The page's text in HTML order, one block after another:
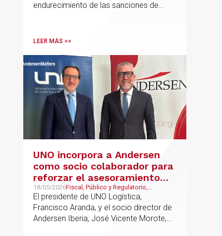
endurecimiento de las sanciones de
LEER MÁS >>
UNO incorpora a Andersen
como socio colaborador para
reforzar el asesoramiento
jurídico y fiscal del sector
logístico
18/05/2026Fiscal, Público y Regulatorio,
Transporte, Movilidad & Logística,
Laboral
El presidente de UNO Logística,
Francisco Aranda, y el socio director de
Andersen Iberia, José Vicente Morote,